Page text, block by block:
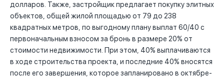
долларов. Также, застройщик предлагает покупку элитных
объектов, общей жилой площадью от 79 до 238
квадратных метров, по выгодному плану выплат 60/40 с
первоначальным взносом за бронь в размере 20% от
стоимости недвижимости. При этом, 40% выплачиваются
в ходе строительства проекта, и последние 40% вносятся
после его завершения, которое запланировано в октябре-